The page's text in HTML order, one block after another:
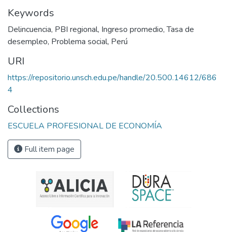
Keywords
Delincuencia, PBI regional, Ingreso promedio,Tasa de
desempleo, Problema social, Perú
URI
https://repositorio.unsch.edu.pe/handle/20.500.14612/686
4
Collections
ESCUELA PROFESIONAL DE ECONOMÍA
Full item page